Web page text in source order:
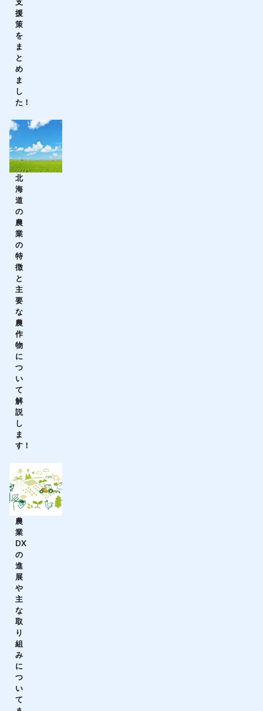
援
策
を
ま
と
め
ま
し
た！
北
海
道
の
農
業
の
特
徴
と
主
要
な
農
作
物
に
つ
い
て
解
説
し
ま
す！
農
業
DX
の
進
展
や
主
な
取
り
組
み
に
つ
い
て